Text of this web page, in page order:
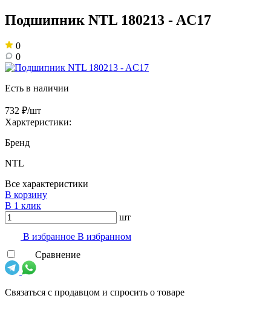
Подшипник NTL 180213 - AC17
0
0
Есть в наличии
732 ₽/шт
Харктеристики:
Бренд
NTL
Все характеристики
В корзину
В 1 клик
шт
В избранноe В избранном
Сравнение
Связаться с продавцом и спросить о товаре